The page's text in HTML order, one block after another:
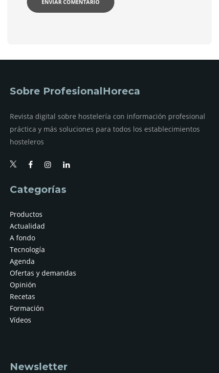
Sobre ProfesionalHoreca
Revista digital sobre hostelería con información profesional
práctica y más soluciones para todos los establecimientos
hosteleros
Categorías
Productos
Actualidad
A fondo
Tecnología
Agenda
Ofertas y demandas
Opinión
Recetas
Formación
Vídeos
Newsletter